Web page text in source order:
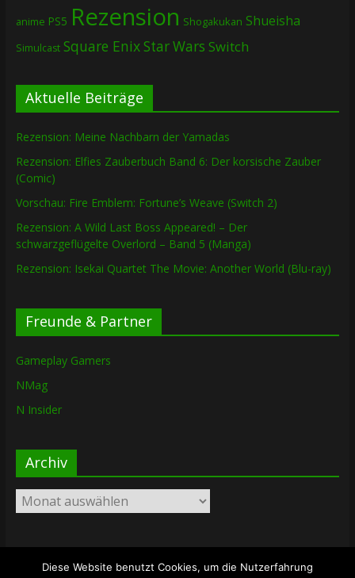
anime PS5 Rezension Shogakukan Shueisha
Simulcast Square EnixStar Wars Switch
Aktuelle Beiträge
Rezension: Meine Nachbarn der Yamadas
Rezension: Elfies Zauberbuch Band 6: Der korsische Zauber
(Comic)
Vorschau: Fire Emblem: Fortune’s Weave (Switch 2)
Rezension: A Wild Last Boss Appeared! – Der
schwarzgeflügelte Overlord – Band 5 (Manga)
Rezension: Isekai Quartet The Movie: Another World (Blu-ray)
Freunde & Partner
Gameplay Gamers
NMag
N Insider
Archiv
Archiv
Diese Website benutzt Cookies, um die Nutzerfahrung